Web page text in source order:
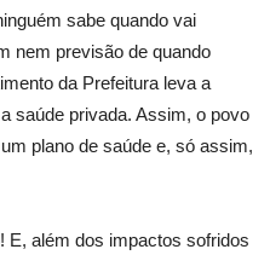
sabe quando vai
nem previsão de quando
da Prefeitura leva a
saúde privada. Assim, o povo
plano de saúde e, só assim,
E, além dos impactos sofridos